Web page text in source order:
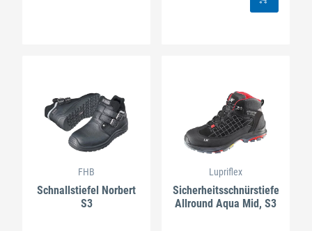
FHB
Schnallstiefel Norbert
S3
Lupriflex
Sicherheitsschnürstiefel
Allround Aqua Mid, S3